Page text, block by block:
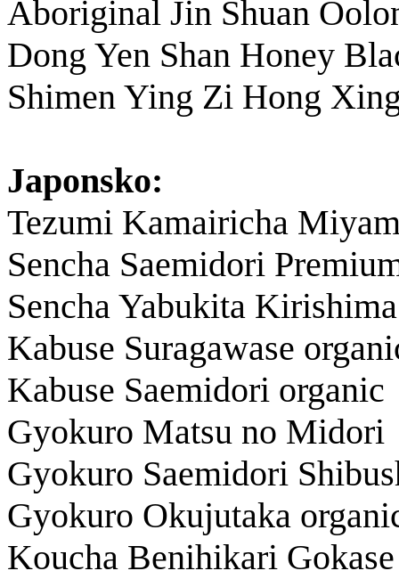
Aboriginal Jin Shuan
Dong Yen Shan Honey
Shimen Ying Zi Hong
Japonsko:
Tezumi Kamairicha
Sencha Saemidori
Sencha Yabukita
Kabuse Suragawase
Kabuse Saemidori organic
Gyokuro Matsu no Midori
Gyokuro Saemidori
Gyokuro Okujutaka
Koucha Benihikari